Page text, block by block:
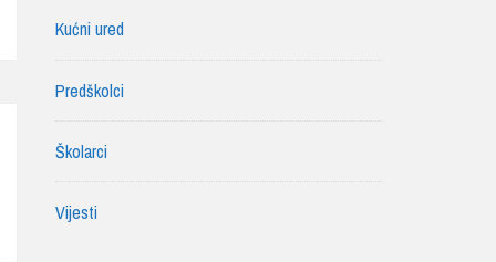
Kućni ured
Predškolci
Školarci
Vijesti